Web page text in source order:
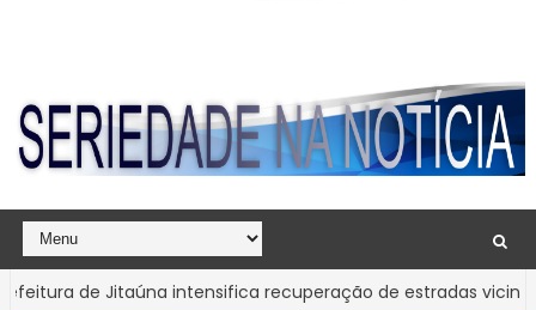
de Jitaúna intensifica recuperação de estradas vicinais na